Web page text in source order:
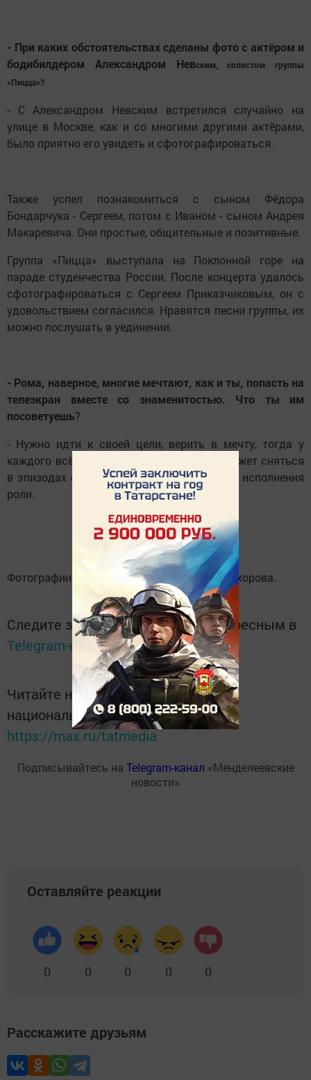
- При каких обстоятельствах сделаны фото с актёром и
бодибилдером Александром Невским, солистом группы
«Пицца»?
- С Александром Невским встретился случайно на
улице в Москве, как и со многими другими актёрами,
было приятно его увидеть и сфотографироваться.
Также успел познакомиться с сыном Фёдора
Бондарчука - Сергеем, потом с Иваном - сыном Андрея
Макаревича. Они простые, общительные и позитивные.
Группа «Пицца» выступала на Поклонной горе на
параде студенчества России. После концерта удалось
сфотографироваться с Сергеем Приказчиковым, он с
удовольствием согласился. Нравятся песни группы, их
можно послушать в уединении.
- Рома, наверное, многие мечтают, как и ты, попасть на
телеэкран вместе со знаменитостью. Что ты им
посоветуешь?
- Нужно идти к своей цели, верить в мечту, тогда у
каждого всё получится. Любой человек может сняться
в эпизодах фильма, если он подходит для исполнения
роли.
Фотографии из личного архива Романа Прохорова.
Следите за самым важным и интересным в
Telegram-каналеТатмедиа
Читайте новости Татарстана в
национальном мессенджере MАХ:
https://max.ru/tatmedia
Подписывайтесь на Telegram-канал «Менделеевские
новости»
Оставляйте реакции
0 0 0 0 0
Расскажите друзьям